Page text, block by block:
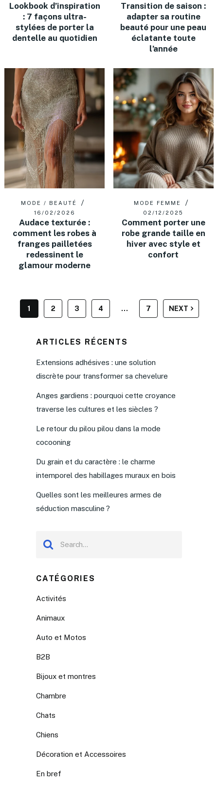
Lookbook d’inspiration
: 7 façons ultra-
stylées de porter la
dentelle au quotidien
Transition de saison :
adapter sa routine
beauté pour une peau
éclatante toute
l’année
MODE / BEAUTÉ
16/02/2026
Audace texturée :
comment les robes à
franges pailletées
redessinent le
glamour moderne
MODE FEMME
02/12/2025
Comment porter une
robe grande taille en
hiver avec style et
confort
PAGINATION
PUBLICATIONS
1 2 3 4 … 7 NEXT
ARTICLES RÉCENTS
Extensions adhésives : une solution
discrète pour transformer sa chevelure
Anges gardiens : pourquoi cette croyance
traverse les cultures et les siècles ?
Le retour du pilou pilou dans la mode
cocooning
Du grain et du caractère : le charme
intemporel des habillages muraux en bois
Quelles sont les meilleures armes de
séduction masculine ?
CATÉGORIES
Activités
Animaux
Auto et Motos
B2B
Bijoux et montres
Chambre
Chats
Chiens
Décoration et Accessoires
En bref